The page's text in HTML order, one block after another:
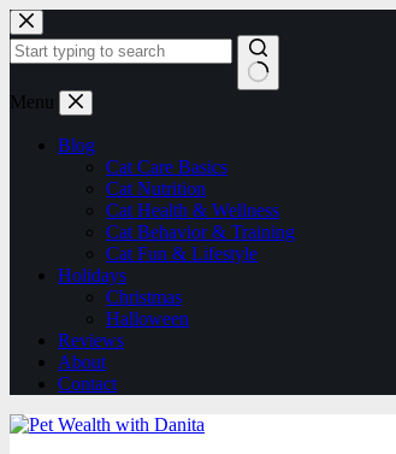
Menu
Blog
Cat Care Basics
Cat Nutrition
Cat Health & Wellness
Cat Behavior & Training
Cat Fun & Lifestyle
Holidays
Christmas
Halloween
Reviews
About
Contact